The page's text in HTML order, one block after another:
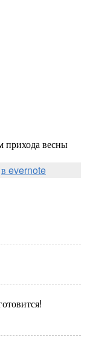
прихода весны
в evernote